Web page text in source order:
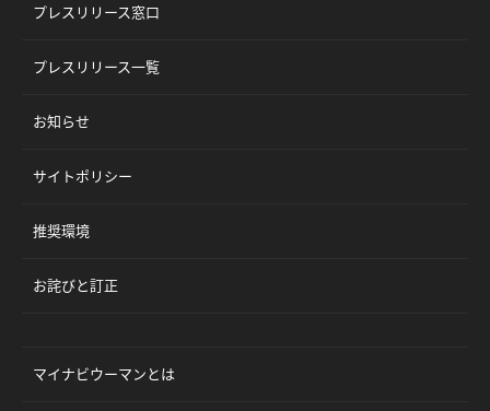
プレスリリース窓口
プレスリリース一覧
お知らせ
サイトポリシー
推奨環境
お詫びと訂正
マイナビウーマンとは